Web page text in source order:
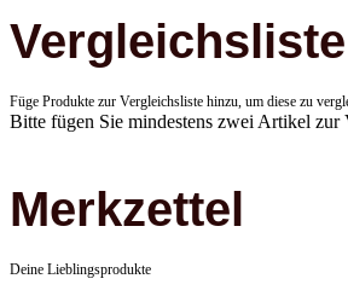
Vergleichsliste
Füge Produkte zur Vergleichsliste hinzu, um diese zu
Bitte fügen Sie mindestens zwei Artikel zur
Merkzettel
Deine Lieblingsprodukte